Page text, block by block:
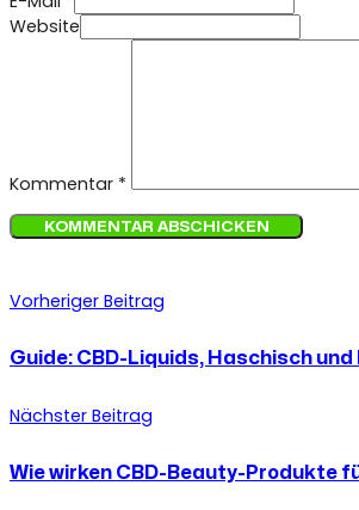
Website
Kommentar *
Vorheriger Beitrag
Guide: CBD-Liquids, Haschisch
Nächster Beitrag
Wie wirken CBD-Beauty-Produkte